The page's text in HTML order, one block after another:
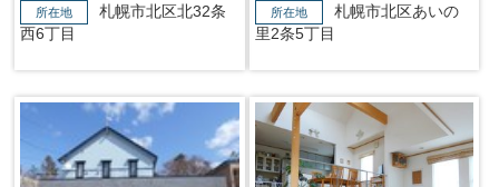
所在地
札幌市北区北32条
西6丁目
所在地
札幌市北区あいの
里2条5丁目